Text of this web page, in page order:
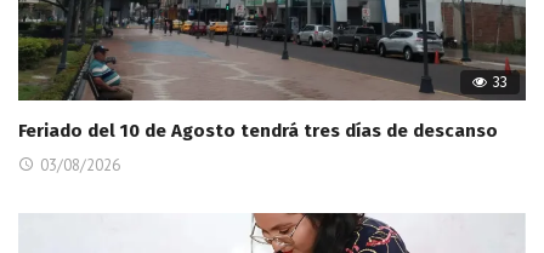
33
Feriado del 10 de Agosto tendrá tres días de descanso
03/08/2026